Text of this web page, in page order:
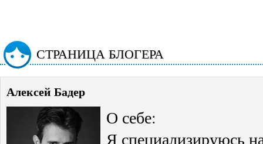
СТРАНИЦА БЛОГЕРА
Алексей Бадер
О себе:
Я специализируюсь